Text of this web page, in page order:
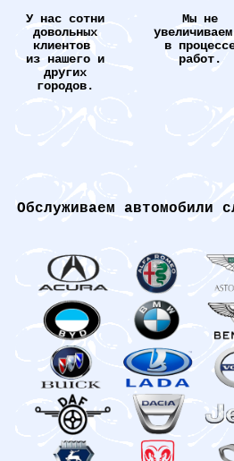
У нас сотни
довольных
клиентов
из нашего и
других
городов.
Мы не
в
работ.
Обслуживаем автомобили